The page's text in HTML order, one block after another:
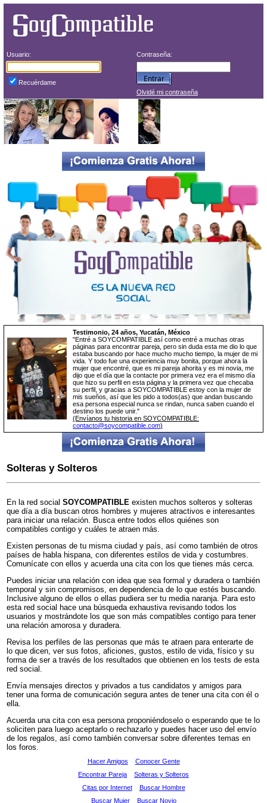
Usuario:
Recuérdame
Contraseña:
Olvidé mi contraseña
Testimonio, 24 años, Yucatán, México
"Entré a SOYCOMPATIBLE así como entré a muchas otras
páginas para encontrar pareja, pero sin duda esta me dio lo que
estaba buscando por hace mucho mucho tiempo, la mujer de mi
vida. Y todo fue una experiencia muy bonita, porque ahora la
mujer que encontré, que es mi pareja ahorita y es mi novia, me
dijo que el día que la contacte por primera vez era el mismo día
que hizo su perfil en esta página y la primera vez que checaba
su perfil, y gracias a SOYCOMPATIBLE estoy con la mujer de
mis sueños, así que les pido a todos(as) que andan buscando
esa persona especial nunca se rindan, nunca saben cuando el
destino los puede unir."
(Envíanos tu historia en SOYCOMPATIBLE:
contacto@soycompatible.com)
Solteras y Solteros
En la red social SOYCOMPATIBLE existen muchos solteros y solteras
que día a día buscan otros hombres y mujeres atractivos e interesantes
para iniciar una relación. Busca entre todos ellos quiénes son
compatibles contigo y cuáles te atraen más.
Existen personas de tu misma ciudad y país, así como también de otros
países de habla hispana, con diferentes estilos de vida y costumbres.
Comunícate con ellos y acuerda una cita con los que tienes más cerca.
Puedes iniciar una relación con idea que sea formal y duradera o también
temporal y sin compromisos, en dependencia de lo que estés buscando.
Inclusive alguno de ellos o ellas pudiera ser tu media naranja. Para esto
esta red social hace una búsqueda exhaustiva revisando todos los
usuarios y mostrándote los que son más compatibles contigo para tener
una relación amorosa y duradera.
Revisa los perfiles de las personas que más te atraen para enterarte de
lo que dicen, ver sus fotos, aficiones, gustos, estilo de vida, físico y su
forma de ser a través de los resultados que obtienen en los tests de esta
red social.
Envía mensajes directos y privados a tus candidatos y amigos para
tener una forma de comunicación segura antes de tener una cita con él o
ella.
Acuerda una cita con esa persona proponiéndoselo o esperando que te lo
soliciten para luego aceptarlo o rechazarlo y puedes hacer uso del envío
de los regalos, así como también conversar sobre diferentes temas en
los foros.
Hacer Amigos
Conocer Gente
Encontrar Pareja
Solteras y Solteros
Citas por Internet
Buscar Hombre
Buscar Mujer
Buscar Novio